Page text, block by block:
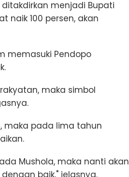
menjadi Bupati
naik 100 persen, akan
memasuki Pendopo
maka simbol
maka pada lima tahun
Mushola, maka nanti akan
baik," jelasnya.